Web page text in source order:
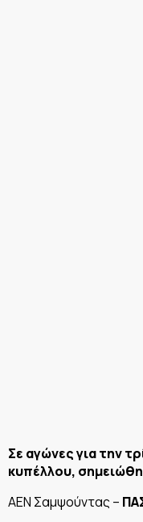
Σε αγώνες για την
κυπέλλου,
ΑΕΝ Σαμψούντας –